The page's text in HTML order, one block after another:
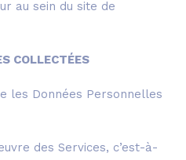
au sein du site de
COLLECTÉES
les Données Personnelles
des Services, c’est-à-